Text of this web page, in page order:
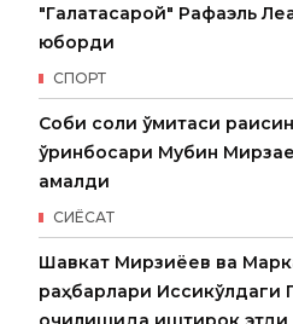
"Галатасарой" Рафаэль
юборди
СПОРТ
Собиқ солиқ қўмитаси
ўринбосари Мубин
қамалди
СИËСАТ
Шавкат Мирзиёев ва
раҳбарлари Иссиқкўлдаги